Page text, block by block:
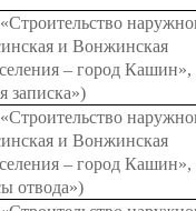
и Вонжинская
– город
записка»)
и Вонжинская
– город
отвода»)